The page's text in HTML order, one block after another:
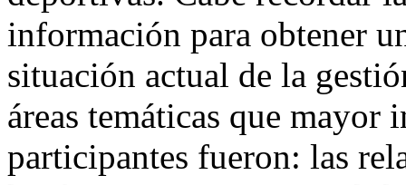
información para obtener
situación actual de la
áreas temáticas que mayor
participantes fueron: las